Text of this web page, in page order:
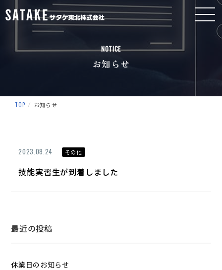
NOTICE
お知らせ
TOP ⁄ お知らせ
2023.08.24 その他
技能実習生が到着しました
最近の投稿
休業日のお知らせ